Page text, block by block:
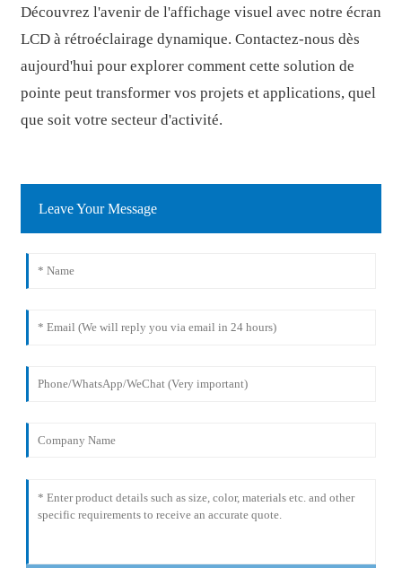
Découvrez l'avenir de l'affichage visuel avec notre écran
LCD à rétroéclairage dynamique. Contactez-nous dès
aujourd'hui pour explorer comment cette solution de
pointe peut transformer vos projets et applications, quel
que soit votre secteur d'activité.
Leave Your Message